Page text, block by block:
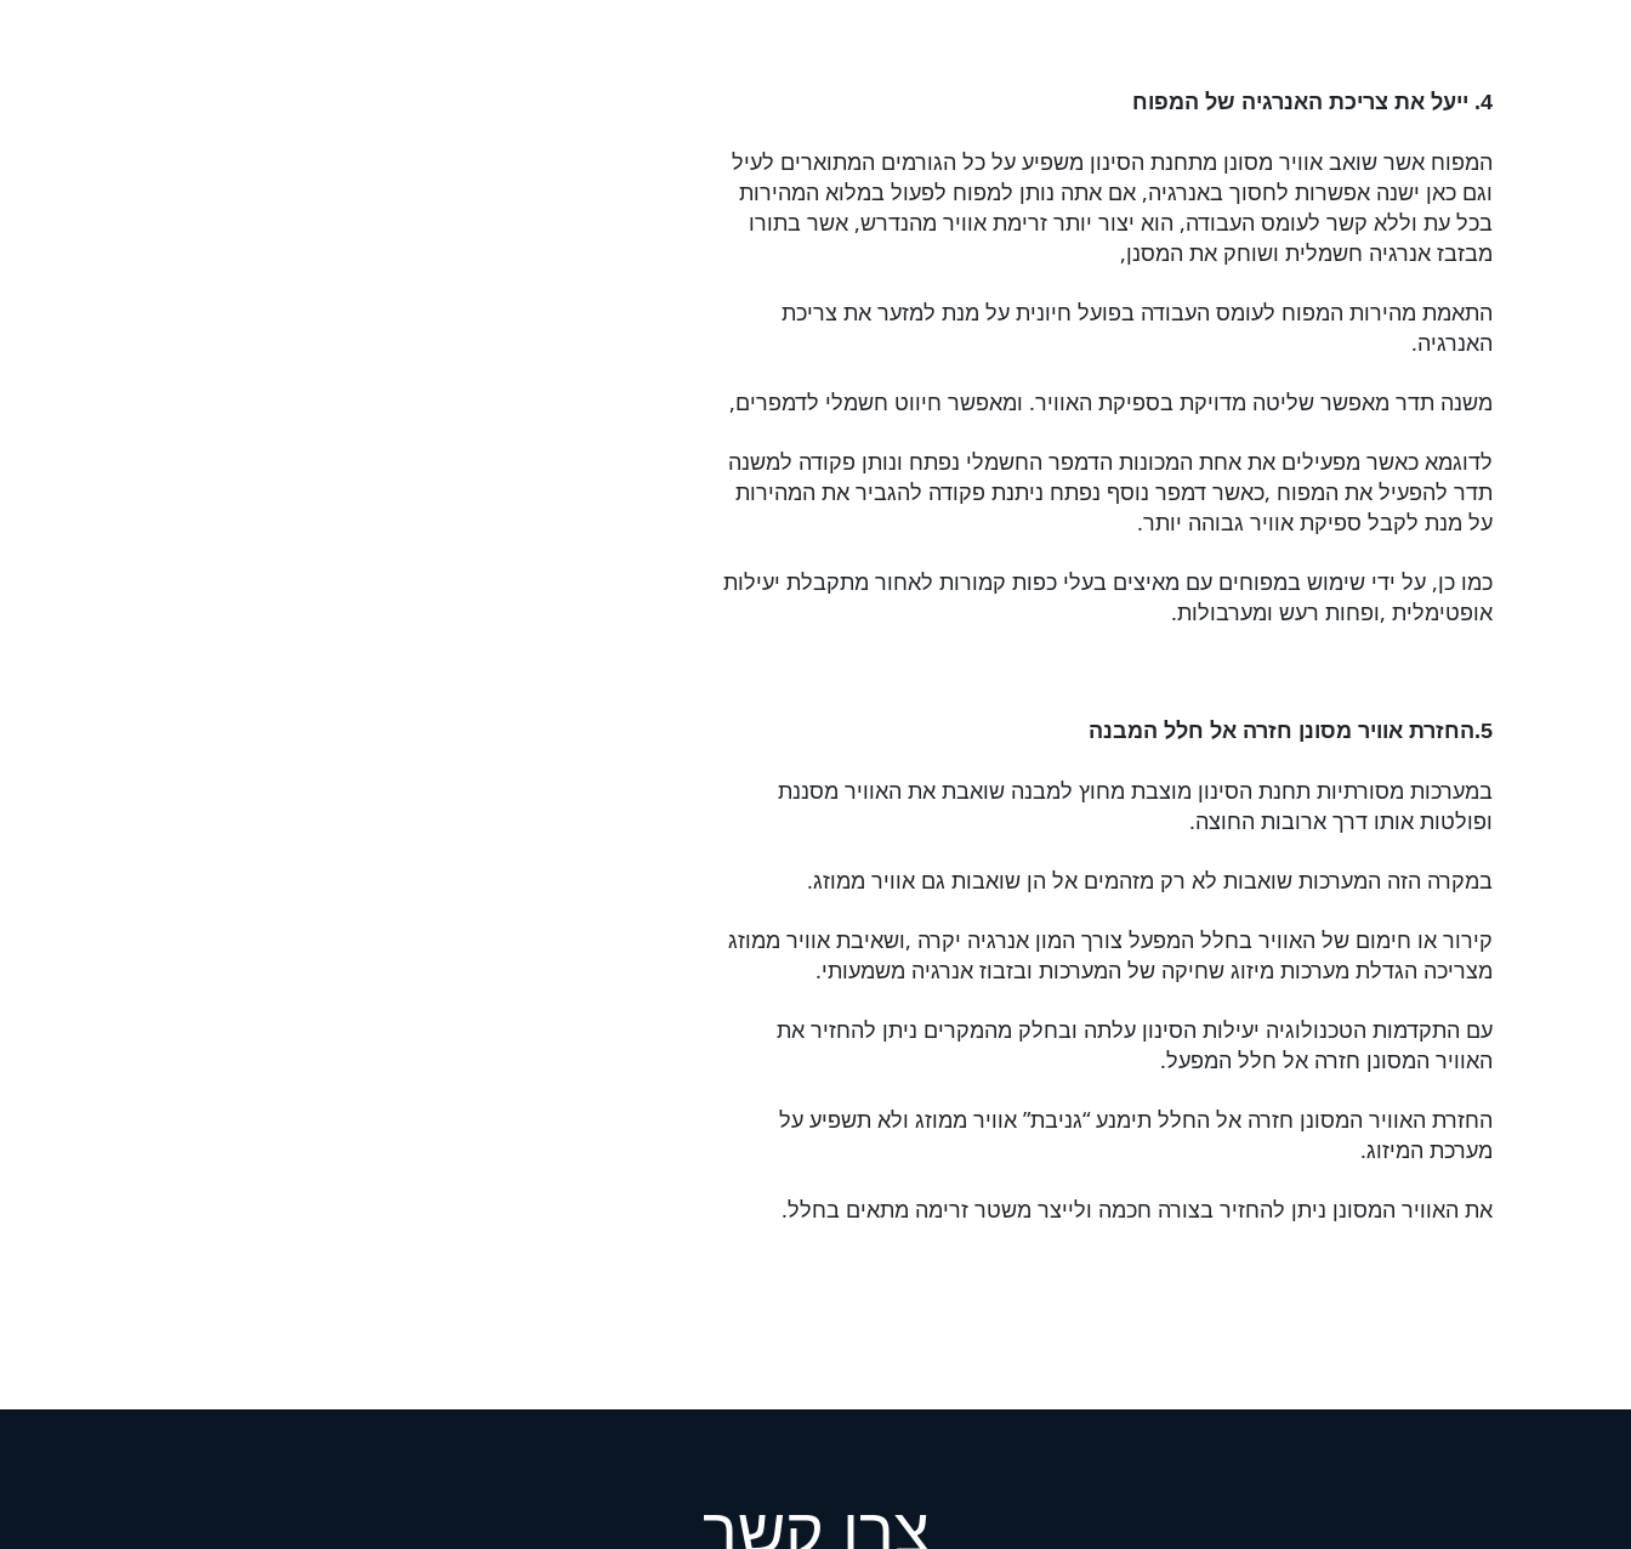
4. ייעל את צריכת האנרגיה של המפוח
המפוח אשר שואב אוויר מסונן מתחנת הסינון משפיע על כל הגורמים המתוארים לעיל
וגם כאן ישנה אפשרות לחסוך באנרגיה, אם אתה נותן למפוח לפעול במלוא המהירות
בכל עת וללא קשר לעומס העבודה, הוא יצור יותר זרימת אוויר מהנדרש, אשר בתורו
מבזבז אנרגיה חשמלית ושוחק את המסנן,
התאמת מהירות המפוח לעומס העבודה בפועל חיונית על מנת למזער את צריכת
האנרגיה.
משנה תדר מאפשר שליטה מדויקת בספיקת האוויר. ומאפשר חיווט חשמלי לדמפרים,
לדוגמא כאשר מפעילים את אחת המכונות הדמפר החשמלי נפתח ונותן פקודה למשנה
תדר להפעיל את המפוח ,כאשר דמפר נוסף נפתח ניתנת פקודה להגביר את המהירות
על מנת לקבל ספיקת אוויר גבוהה יותר.
כמו כן, על ידי שימוש במפוחים עם מאיצים בעלי כפות קמורות לאחור מתקבלת יעילות
אופטימלית ,ופחות רעש ומערבולות.
5.החזרת אוויר מסונן חזרה אל חלל המבנה
במערכות מסורתיות תחנת הסינון מוצבת מחוץ למבנה שואבת את האוויר מסננת
ופולטות אותו דרך ארובות החוצה.
במקרה הזה המערכות שואבות לא רק מזהמים אל הן שואבות גם אוויר ממוזג.
קירור או חימום של האוויר בחלל המפעל צורך המון אנרגיה יקרה ,ושאיבת אוויר ממוזג
מצריכה הגדלת מערכות מיזוג שחיקה של המערכות ובזבוז אנרגיה משמעותי.
עם התקדמות הטכנולוגיה יעילות הסינון עלתה ובחלק מהמקרים ניתן להחזיר את
האוויר המסונן חזרה אל חלל המפעל.
החזרת האוויר המסונן חזרה אל החלל תימנע “גניבת” אוויר ממוזג ולא תשפיע על
מערכת המיזוג.
את האוויר המסונן ניתן להחזיר בצורה חכמה ולייצר משטר זרימה מתאים בחלל.
צרו קשר